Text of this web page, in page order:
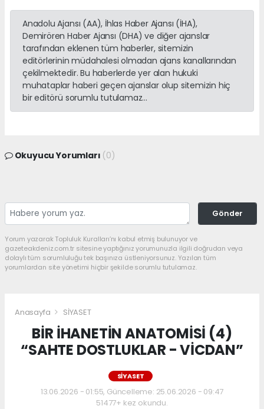
Anadolu Ajansı (AA), İhlas Haber Ajansı (İHA),
Demirören Haber Ajansı (DHA) ve diğer ajanslar
tarafından eklenen tüm haberler, sitemizin
editörlerinin müdahalesi olmadan ajans kanallarından
çekilmektedir. Bu haberlerde yer alan hukuki
muhataplar haberi geçen ajanslar olup sitemizin hiç
bir editörü sorumlu tutulamaz...
Okuyucu Yorumları (0)
Gönder
Yorum yazarak Topluluk Kuralları’nı kabul etmiş bulunuyor ve
gazeteakdeniz.com.tr sitesine yaptığınız yorumunuzla ilgili doğrudan veya
dolaylı tüm sorumluluğu tek başınıza üstleniyorsunuz. Yazılan tüm
yorumlardan site yönetimi hiçbir şekilde sorumlu tutulamaz.
Anasayfa SİYASET
BİR İHANETİN ANATOMİSİ (4)
“SAHTE DOSTLUKLAR - VİCDAN”
SİYASET
13.06.2026 - 01:55, Güncelleme: 25.06.2026 - 09:47
51477+ kez okundu.